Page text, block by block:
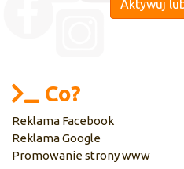
Aktywuj
Co?
Reklama Facebook
Reklama Google
Promowanie strony www